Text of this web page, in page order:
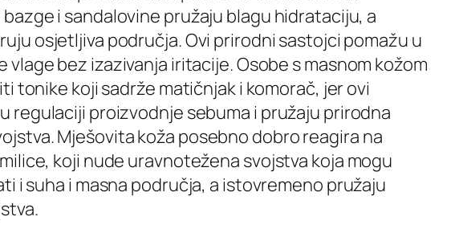
i sandalovine pružaju blagu hidrataciju, a
osjetljiva područja. Ovi prirodni sastojci pomažu u
vlage bez izazivanja iritacije. Osobe s masnom kožom
tonike koji sadrže matičnjak i komorač, jer ovi
regulaciji proizvodnje sebuma i pružaju prirodna
Mješovita koža posebno dobro reagira na
koji nude uravnotežena svojstva koja mogu
i suha i masna područja, a istovremeno pružaju